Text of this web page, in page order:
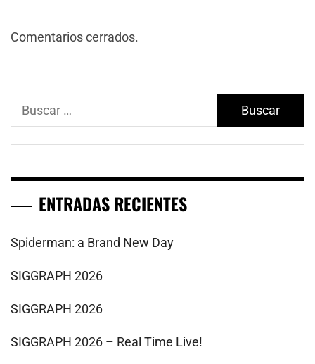
Comentarios cerrados.
Buscar:
ENTRADAS RECIENTES
Spiderman: a Brand New Day
SIGGRAPH 2026
SIGGRAPH 2026
SIGGRAPH 2026 – Real Time Live!